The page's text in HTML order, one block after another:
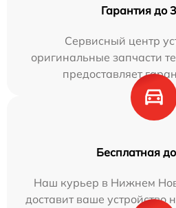
Гарантия до
Сервисный центр
оригинальные запчасти
предоставляет
Бесплатная
Наш курьер в Нижнем
доставит ваше устройство